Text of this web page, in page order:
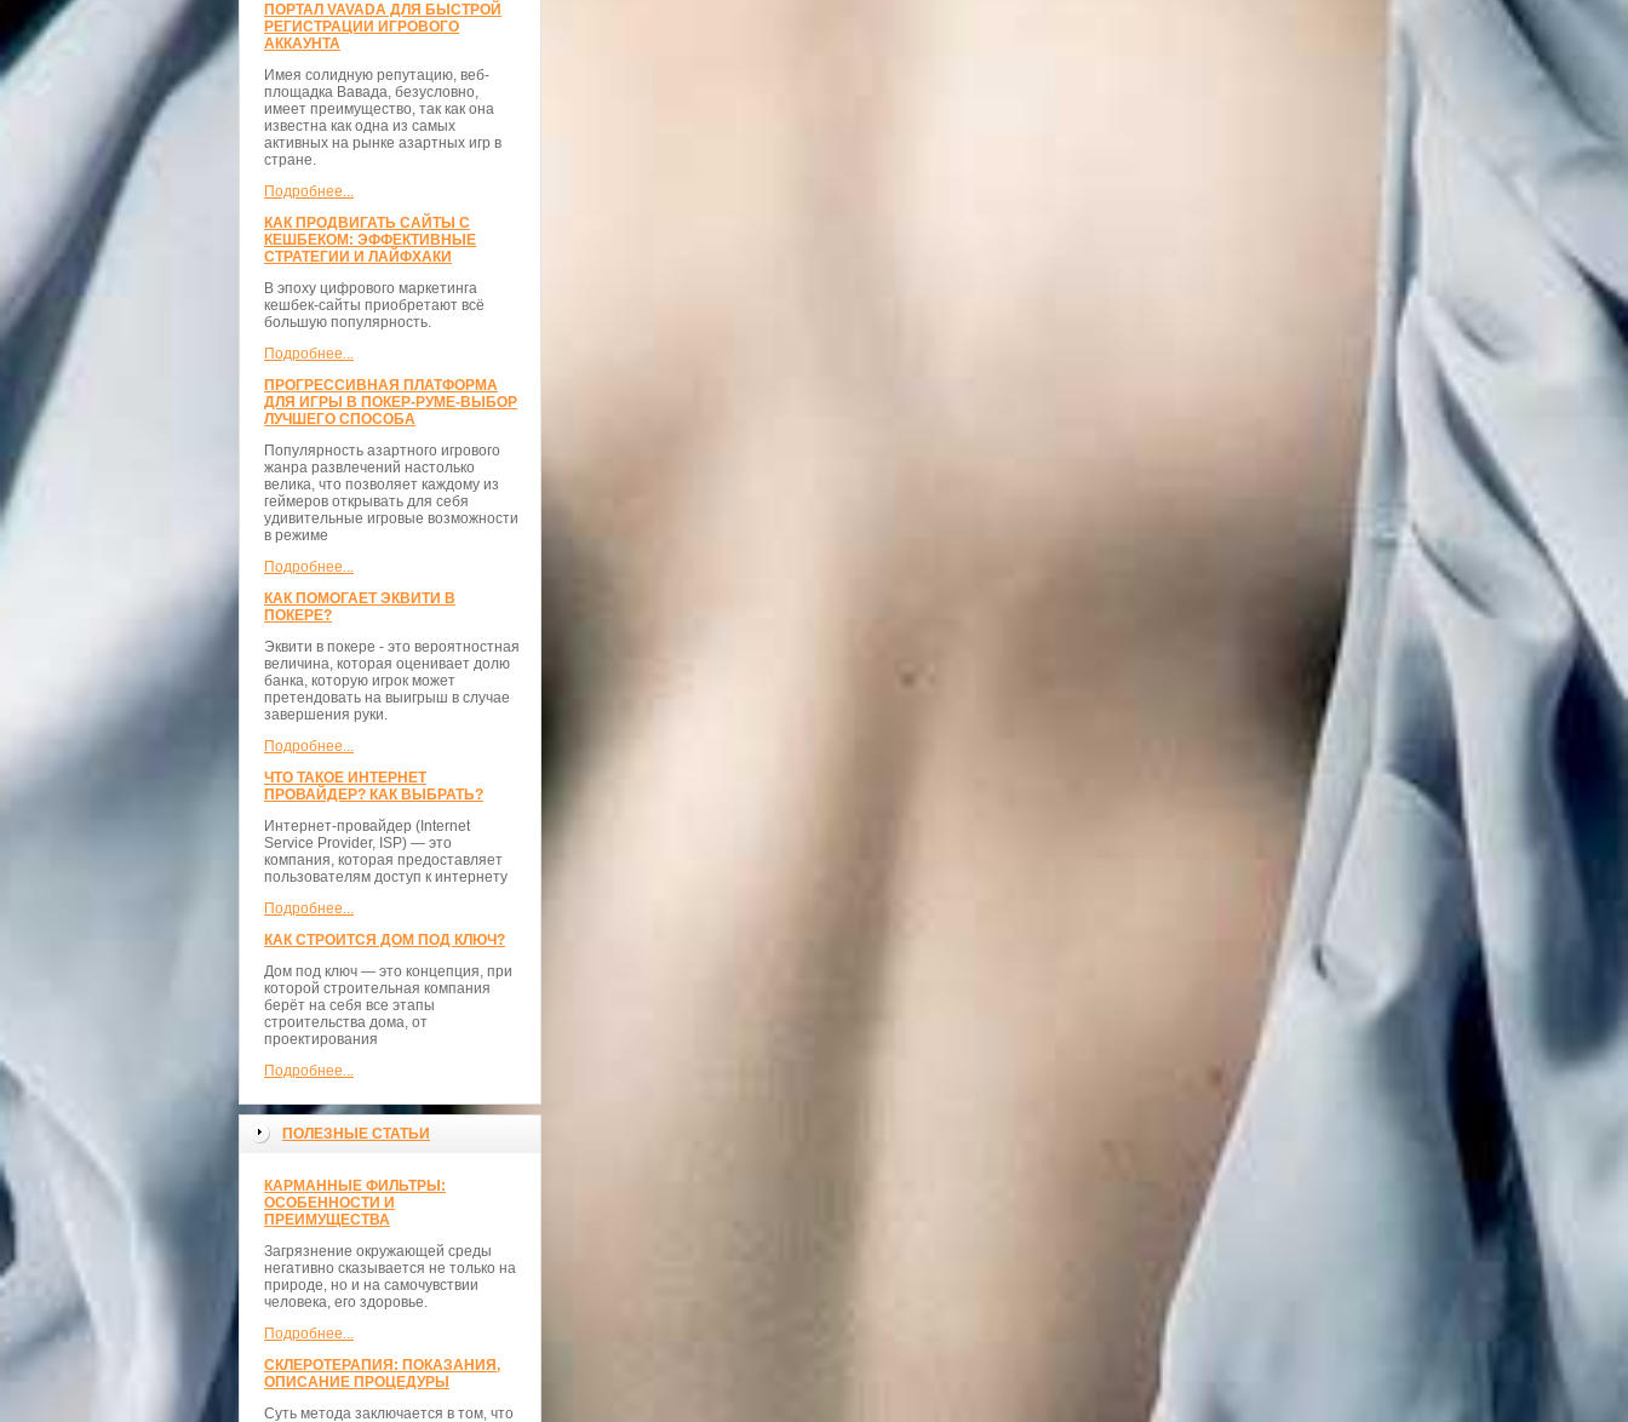
ПОРТАЛ VAVADA ДЛЯ БЫСТРОЙ
РЕГИСТРАЦИИ ИГРОВОГО
АККАУНТА
Имея солидную репутацию, веб-
площадка Вавада, безусловно,
имеет преимущество, так как она
известна как одна из самых
активных на рынке азартных игр в
стране.
Подробнее...
КАК ПРОДВИГАТЬ САЙТЫ С
КЕШБЕКОМ: ЭФФЕКТИВНЫЕ
СТРАТЕГИИ И ЛАЙФХАКИ
В эпоху цифрового маркетинга
кешбек-сайты приобретают всё
большую популярность.
Подробнее...
ПРОГРЕССИВНАЯ ПЛАТФОРМА
ДЛЯ ИГРЫ В ПОКЕР-РУМЕ-ВЫБОР
ЛУЧШЕГО СПОСОБА
Популярность азартного игрового
жанра развлечений настолько
велика, что позволяет каждому из
геймеров открывать для себя
удивительные игровые возможности
в режиме
Подробнее...
КАК ПОМОГАЕТ ЭКВИТИ В
ПОКЕРЕ?
Эквити в покере - это вероятностная
величина, которая оценивает долю
банка, которую игрок может
претендовать на выигрыш в случае
завершения руки.
Подробнее...
ЧТО ТАКОЕ ИНТЕРНЕТ
ПРОВАЙДЕР? КАК ВЫБРАТЬ?
Интернет-провайдер (Internet
Service Provider, ISP) — это
компания, которая предоставляет
пользователям доступ к интернету
Подробнее...
КАК СТРОИТСЯ ДОМ ПОД КЛЮЧ?
Дом под ключ — это концепция, при
которой строительная компания
берёт на себя все этапы
строительства дома, от
проектирования
Подробнее...
ПОЛЕЗНЫЕ СТАТЬИ
КАРМАННЫЕ ФИЛЬТРЫ:
ОСОБЕННОСТИ И
ПРЕИМУЩЕСТВА
Загрязнение окружающей среды
негативно сказывается не только на
природе, но и на самочувствии
человека, его здоровье.
Подробнее...
СКЛЕРОТЕРАПИЯ: ПОКАЗАНИЯ,
ОПИСАНИЕ ПРОЦЕДУРЫ
Суть метода заключается в том, что